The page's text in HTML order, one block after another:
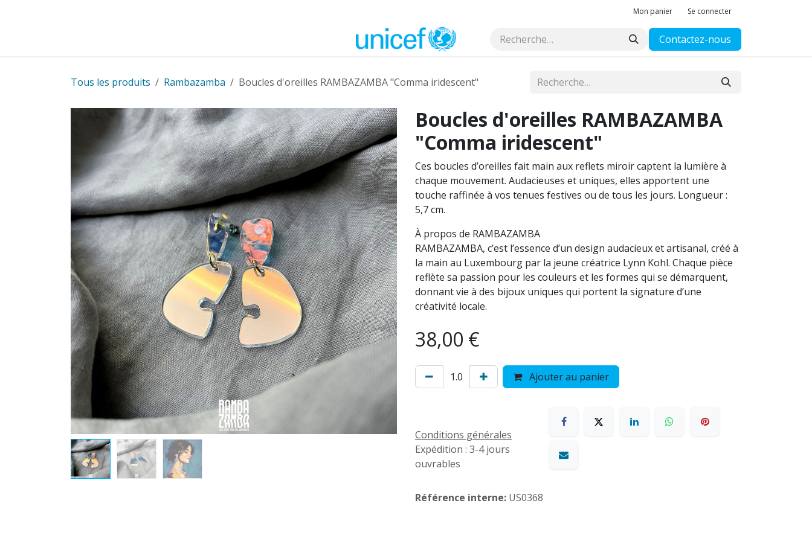
Mon panier Se connecter
Contactez-nous
Tous les produits Rambazamba Boucles d'oreilles RAMBAZAMBA "Comma iridescent"
Boucles d'oreilles RAMBAZAMBA
"Comma iridescent"
Ces boucles d’oreilles fait main aux reflets miroir captent la lumière à
chaque mouvement. Audacieuses et uniques, elles apportent une
touche raffinée à vos tenues festives ou de tous les jours. Longueur :
5,7 cm.
À propos de RAMBAZAMBA
RAMBAZAMBA, c’est l’essence d’un design audacieux et artisanal, créé à
la main au Luxembourg par la jeune créatrice Lynn Kohl. Chaque pièce
reflète sa passion pour les couleurs et les formes qui se démarquent,
donnant vie à des bijoux uniques qui portent la signature d’une
créativité locale.
38,00 €
Ajouter au panier
Conditions générales
Expédition : 3-4 jours
ouvrables
Référence interne: US0368